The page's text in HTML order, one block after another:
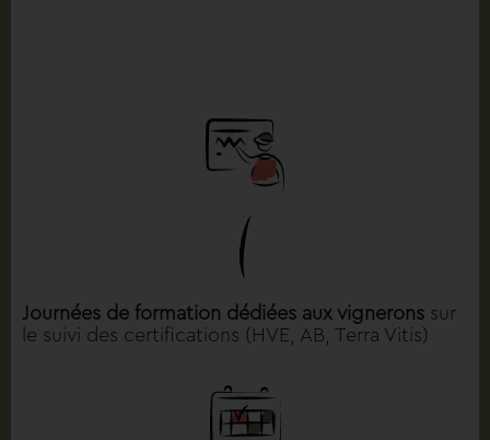
Journées de formation dédiées aux vignerons sur
le suivi des certifications (HVE, AB, Terra Vitis)